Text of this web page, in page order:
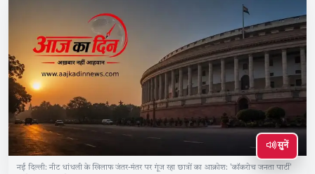
सुनें
नई दिल्ली: नीट धांधली के खिलाफ जंतर-मंतर पर गूंज रहा छात्रों का आक्रोश: 'कॉकरोच जनता पार्टी'